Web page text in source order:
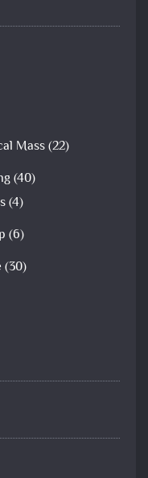
Mass(22)
(40)
(4)
(6)
(30)